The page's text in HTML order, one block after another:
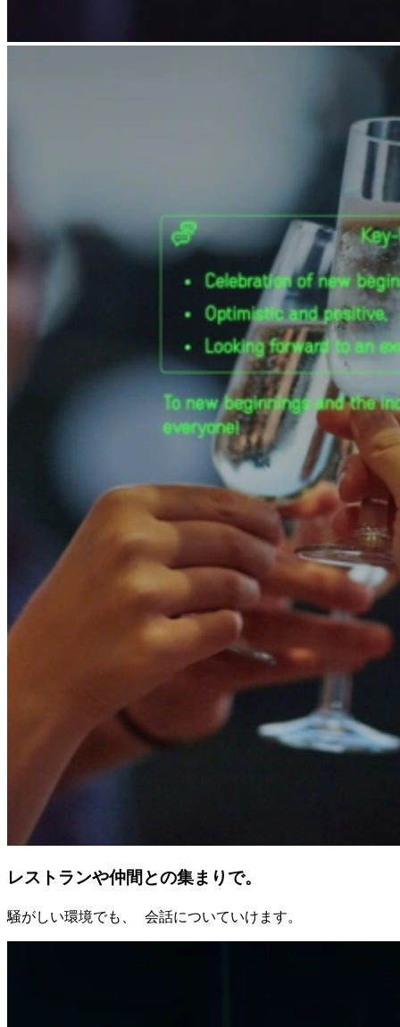
レストランや仲間との集まりで。
騒がしい環境でも、 会話についていけます。